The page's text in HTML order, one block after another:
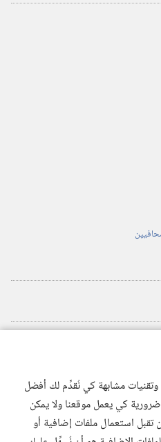
مشابهة كي نُقدِّم لك أفضل
كي يعمل موقعنا ولا يمكن
تقبل استعمال ملفات إضافية أو